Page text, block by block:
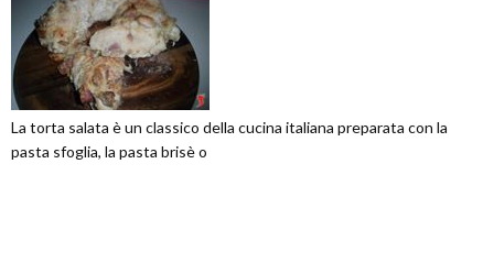
La torta salata è un classico della cucina italiana preparata con la
pasta sfoglia, la pasta brisè o